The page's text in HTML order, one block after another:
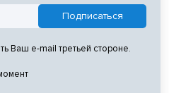
Ваш e-mail третьей стороне.